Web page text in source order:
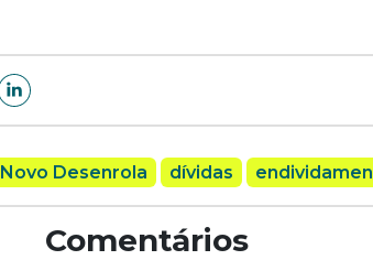
Novo Desenrola dívidas
Comentários